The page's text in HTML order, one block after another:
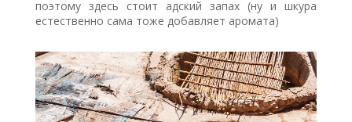
поэтому здесь стоит адский запах (ну и шкура
естественно сама тоже добавляет аромата)